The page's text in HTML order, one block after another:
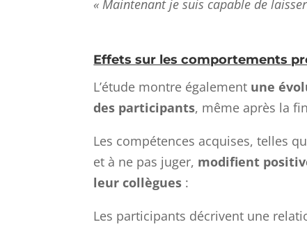
« Maintenant je suis capable de
Effets sur les comportements
L’étude montre également une
des participants, même après la
Les compétences acquises, telles
et à ne pas juger, modifient
leur collègues :
Les participants décrivent une